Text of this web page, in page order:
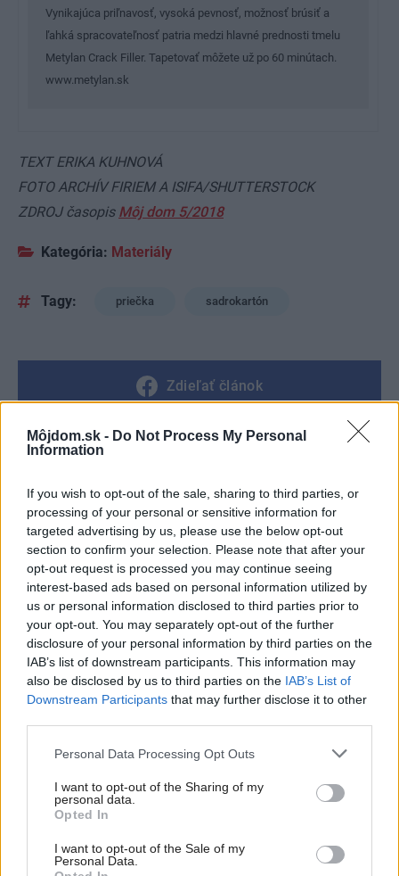
Môjdom.sk - Do Not Process My Personal
Information
If you wish to opt-out of the sale, sharing to third parties, or
processing of your personal or sensitive information for
targeted advertising by us, please use the below opt-out
section to confirm your selection. Please note that after your
opt-out request is processed you may continue seeing
interest-based ads based on personal information utilized by
us or personal information disclosed to third parties prior to
your opt-out. You may separately opt-out of the further
disclosure of your personal information by third parties on the
IAB’s list of downstream participants. This information may
also be disclosed by us to third parties on the IAB’s List of
Downstream Participants that may further disclose it to other
Please note that this website/app uses one or more Google
not limited to your visit or usage behaviour. You may click to
grant or deny consent to Google and its third-party tags to
use your data for below specified purposes in below Google
consent section.
Personal Data Processing Opt Outs
I want to opt-out of the Sharing of my
personal data.
Opted In
I want to opt-out of the Sale of my
Personal Data.
Vynikajúca priľnavosť, vysoká pevnosť, možnosť brúsiť a
ľahká spracovateľnosť patria medzi hlavné prednosti tmelu
Metylan Crack Filler. Tapetovať môžete už po 60 minútach.
www.metylan.sk
TEXT ERIKA KUHNOVÁ
FOTO ARCHÍV FIRIEM A ISIFA/SHUTTERSTOCK
ZDROJ časopis Môj dom 5/2018
Kategória: Materiály
Tagy: priečka sadrokartón
Zdieľať článok
Materiály rozhodujú viac, než si myslíte:
Takto dokážu ovplyvniť atmosféru aj dojem
z bývania